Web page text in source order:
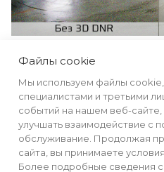
СТЕПЕНЬ
Металлический корпус
защиты IP67 надёжно
попадания влаги и пыли
сильном ветре или
гарантирует исправную
Файлы cookie
Мы используем файлы
специалистами и третьими
событий на нашем веб-сайте,
улучшать взаимодействие с
обслуживание. Продолжая
сайта, вы принимаете
Более подробные сведения